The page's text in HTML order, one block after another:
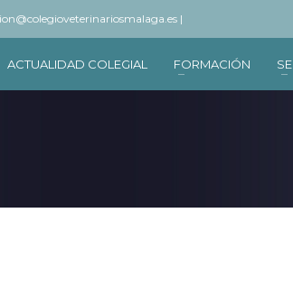
|
ACTUALIDAD COLEGIAL FORMACIÓN